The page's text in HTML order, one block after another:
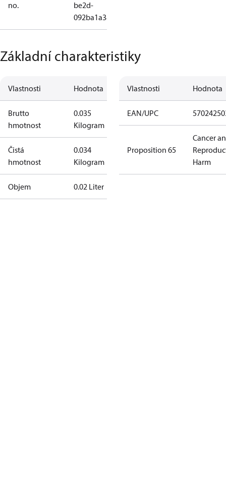
no.
be2d-
092ba1a38cdc
Základní charakteristiky
Vlastnosti Hodnota
Brutto
hmotnost
0.035
Kilogram
Čistá
hmotnost
0.034
Kilogram
Objem 0.02 Liter
Vlastnosti Hodnota
EAN/UPC
Proposition 65
Cancer
Harm